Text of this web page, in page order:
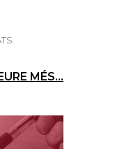
MÉS...